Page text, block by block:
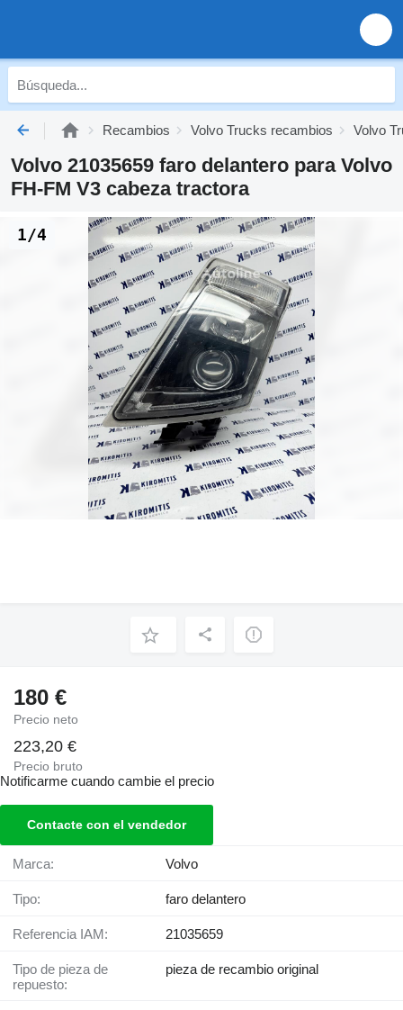
Recambios Volvo Trucks recambios Volvo
Volvo 21035659 faro delantero para Volvo
FH-FM V3 cabeza tractora
1/4
180 €
Precio neto
223,20 €
Precio bruto
Notificarme cuando cambie el precio
Contacte con el vendedor
Marca: Volvo
Tipo: faro delantero
Referencia IAM: 21035659
Tipo de pieza de
repuesto:
pieza de recambio original